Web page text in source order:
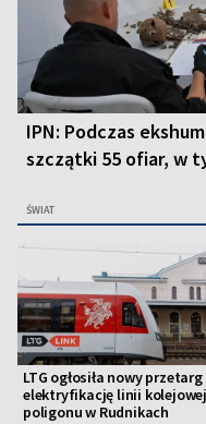
IPN: Podczas
szczątki 55 ofiar, w
ŚWIAT
LTG ogłosiła nowy przetarg
elektryfikację linii
poligonu w Rudnikach